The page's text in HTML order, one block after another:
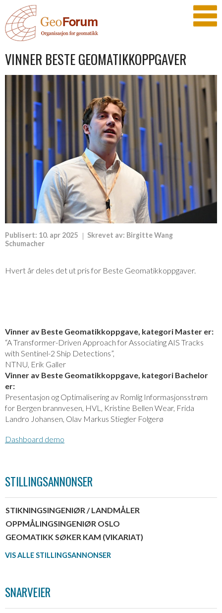
VINNER BESTE GEOMATIKKOPPGAVER
Publisert: 10. apr 2025 Skrevet av: Birgitte Wang
Schumacher
Hvert år deles det ut pris for Beste Geomatikkoppgaver.
Vinner av Beste Geomatikkoppgave, kategori Master er:
“A Transformer-Driven Approach for Associating AIS Tracks
with Sentinel-2 Ship Detections”,
NTNU, Erik Galler
Vinner av Beste Geomatikkoppgave, kategori Bachelor
er:
Presentasjon og Optimalisering av Romlig Informasjonsstrøm
for Bergen brannvesen, HVL, Kristine Bellen Wear, Frida
Landro Johansen, Olav Markus Stiegler Folgerø
Dashboard demo
STILLINGSANNONSER
STIKNINGSINGENIØR / LANDMÅLER
OPPMÅLINGSINGENIØR OSLO
GEOMATIKK SØKER KAM (VIKARIAT)
VIS ALLE STILLINGSANNONSER
SNARVEIER